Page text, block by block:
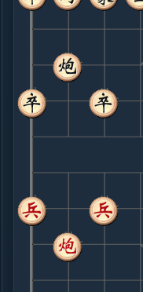
4. 车九平八
.....车１平２
5. 兵七进一
.....车２进４
6. 兵三进一
.....卒９进１
7. 相三进五
8. 仕四进五
.....车９进１
9. 炮八平九
.....车２进５
10. 马七退八
.....砲５进４